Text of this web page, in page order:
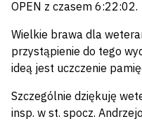
OPEN z czasem 6:22:02.
Wielkie brawa dla
przystąpienie do tego
ideą jest uczczenie
Szczególnie dziękuję
insp. w st. spocz.